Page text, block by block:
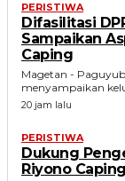
PERISTIWA
Difasilitasi
Sampaikan
Caping
Magetan -
menyampaikan
20 jam lalu
PERISTIWA
Dukung
Riyono